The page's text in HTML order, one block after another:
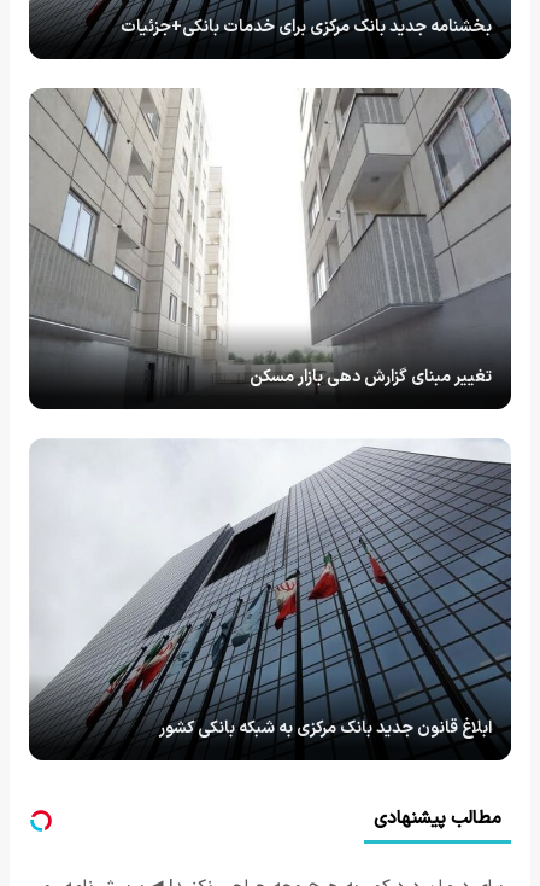
بخشنامه جدید بانک مرکزی برای خدمات بانکی+جزئیات
تغییر مبنای گزارش دهی بازار مسکن
ابلاغ قانون جدید بانک مرکزی به شبکه بانکی کشور
مطالب پیشنهادی